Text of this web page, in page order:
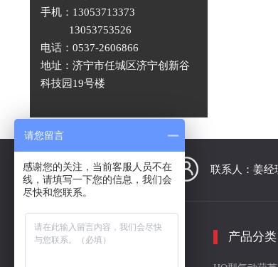
手机：13053713373
13053753526
电话：0537-2606866
地址：济宁市任城区济宁创新谷
科技园19号楼
联系人：姜经
导 航 产品分类
请您留言
感谢您的关注，当前客服人员不在
线，请填写一下您的信息，我们会
尽快和您联系。